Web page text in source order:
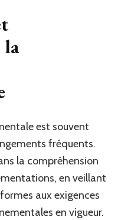
est souvent
fréquents.
la compréhension
en veillant
aux exigences
en vigueur.